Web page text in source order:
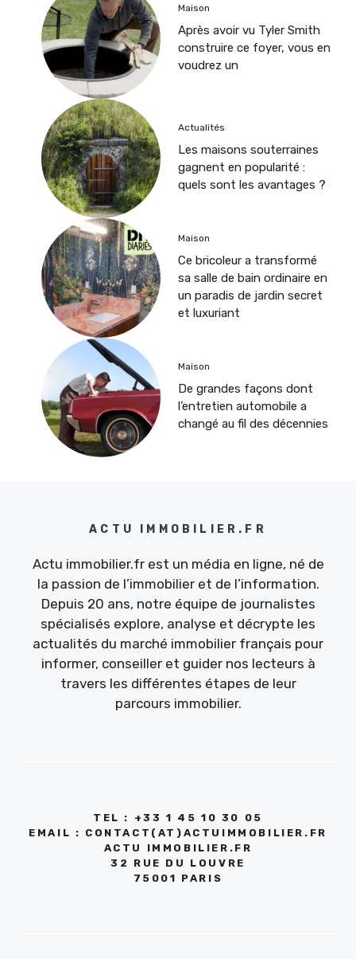
Maison
Après avoir vu Tyler Smith
construire ce foyer, vous en
voudrez un
Actualités
Les maisons souterraines
gagnent en popularité :
quels sont les avantages ?
Maison
Ce bricoleur a transformé
sa salle de bain ordinaire en
un paradis de jardin secret
et luxuriant
Maison
De grandes façons dont
l’entretien automobile a
changé au fil des décennies
ACTU IMMOBILIER.FR
Actu immobilier.fr est un média en ligne, né de
la passion de l’immobilier et de l’information.
Depuis 20 ans, notre équipe de journalistes
spécialisés explore, analyse et décrypte les
actualités du marché immobilier français pour
informer, conseiller et guider nos lecteurs à
travers les différentes étapes de leur
parcours immobilier.
TEL : +33 1 45 10 30 05
EMAIL : CONTACT(AT)ACTUIMMOBILIER.FR
ACTU IMMOBILIER.FR
32 RUE DU LOUVRE
75001 PARIS